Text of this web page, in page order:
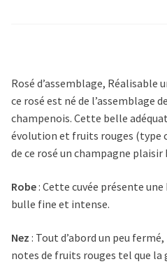
Rosé d’assemblage, Réalisable
ce rosé est né de l’assemblage
champenois. Cette belle
évolution et fruits rouges (type
de ce rosé un champagne
Robe: Cette cuvée présente
bulle fine et intense.
Nez : Tout d’abord un peu fermé,
notes de fruits rouges tel que la